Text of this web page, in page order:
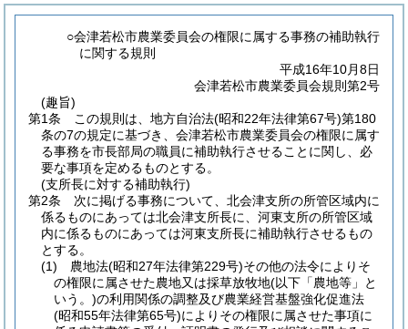
○会津若松市農業委員会の権限に属する事務の補助執行
に関する規則
平成16年10月8日
会津若松市農業委員会規則第2号
(趣旨)
第1条
この規則は、地方自治法(昭和22年法律第67号)第180
条の7の規定に基づき、会津若松市農業委員会の権限に属す
る事務を市長部局の職員に補助執行させることに関し、必
要な事項を定めるものとする。
(支所長に対する補助執行)
第2条
次に掲げる事務について、北会津支所の所管区域内に
係るものにあっては北会津支所長に、河東支所の所管区域
内に係るものにあっては河東支所長に補助執行させるもの
とする。
(1)
農地法(昭和27年法律第229号)その他の法令によりそ
の権限に属させた農地又は採草放牧地(以下「農地等」と
いう。)の利用関係の調整及び農業経営基盤強化促進法
(昭和55年法律第65号)によりその権限に属させた事項に